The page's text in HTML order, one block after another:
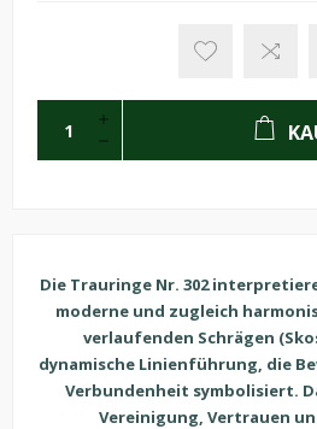
Die Trauringe Nr. 302
moderne und zugleich
verlaufenden Schrägen
dynamische Linienführung, die
Verbundenheit symbolisiert.
Vereinigung, Vertrauen